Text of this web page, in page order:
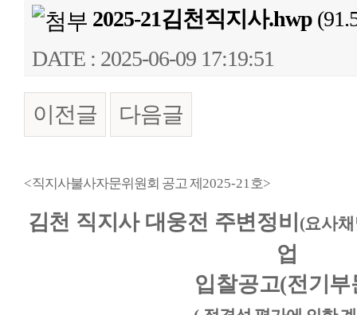
2025-21김천직지사.hwp
DATE : 2025-06-09 17:19:51
이전글 다음글
본문
<직지사불사자문위원회 공고 제2025-21 호>
김천 직지사 대웅전 주변정비 (요사
업
입찰공고(전기부